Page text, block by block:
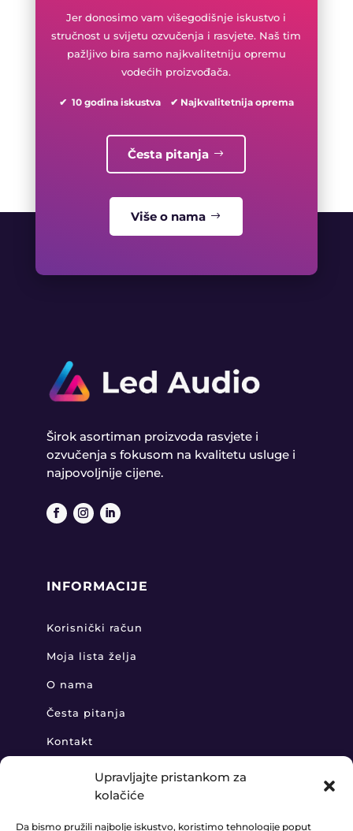
Upravljajte pristankom za
kolačiće
Da bismo pružili najbolje iskustvo, koristimo tehnologije poput
Jer donosimo vam višegodišnje iskustvo i
stručnost u svijetu ozvučenja i rasvjete. Naš tim
pažljivo bira samo najkvalitetniju opremu
vodećih proizvođača.
✔ 10 godina iskustva ✔ Najkvalitetnija oprema
Česta pitanja
Više o nama
Širok asortiman proizvoda rasvjete i
ozvučenja s fokusom na kvalitetu usluge i
najpovoljnije cijene.
INFORMACIJE
Korisnički račun
Moja lista želja
O nama
Česta pitanja
Kontakt